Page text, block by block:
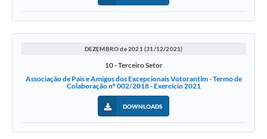
DEZEMBRO de 2021 (31/12/2021)
10 - Terceiro Setor
Associação de Pais e Amigos dos Excepcionais Votorantim - Termo de
Colaboração nº 002/2018 - Exercício 2021
DOWNLOADS